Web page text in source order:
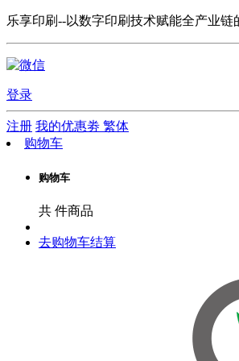
乐享印刷--以数字印刷技术赋能全产业
登录
注册 我的优惠劵 繁体
购物车
购物车
共 件商品
去购物车结算